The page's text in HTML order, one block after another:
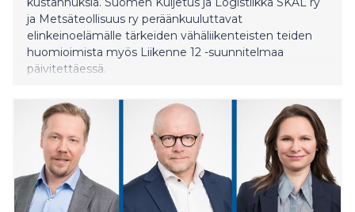
ja Metsäteollisuus ry peräänkuuluttavat
elinkeinoelämälle tärkeiden vähäliikenteisten teiden
huomioimista myös Liikenne 12 -suunnitelmaa
päivitettäessä.